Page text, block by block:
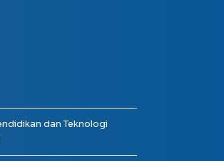
dan Teknologi